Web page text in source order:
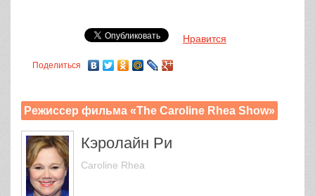
Нравится
Поделиться
Режиссер фильма «The Caroline Rhea Show»
Кэролайн Ри
Caroline Rhea